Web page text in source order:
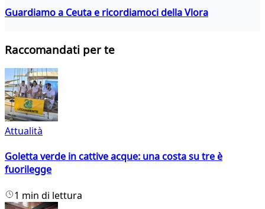
Guardiamo a Ceuta e ricordiamoci della Vlora
Raccomandati per te
Attualità
Goletta verde in cattive acque: una costa su tre è
fuorilegge
1 min di lettura